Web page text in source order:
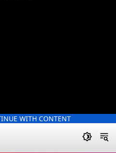
WITH CONTENT